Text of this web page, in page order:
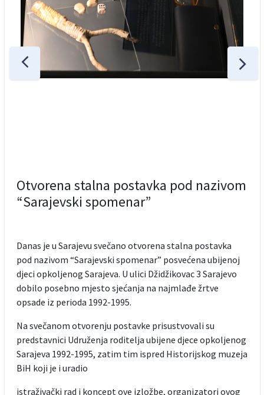
Otvorena stalna postavka pod nazivom
“Sarajevski spomenar”
Danas je u Sarajevu svečano otvorena stalna postavka
pod nazivom “Sarajevski spomenar” posvećena ubijenoj
djeci opkoljenog Sarajeva. U ulici Džidžikovac 3 Sarajevo
dobilo posebno mjesto sjećanja na najmlađe žrtve
opsade iz perioda 1992-1995.
Na svečanom otvorenju postavke prisustvovali su
predstavnici Udruženja roditelja ubijene djece opkoljenog
Sarajeva 1992-1995, zatim tim ispred Historijskog muzeja
BiH koji je i uradio
istraživački rad i koncept ove izložbe, organizatori ovog